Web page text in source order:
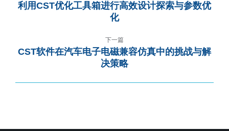
利用CST优化工具箱进行高效设计探索与参数优
化
下一篇
CST软件在汽车电子电磁兼容仿真中的挑战与解
决策略